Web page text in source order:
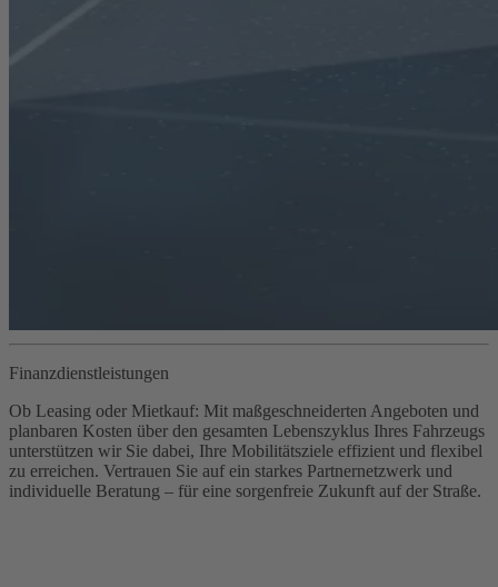
Finanzdienstleistungen
Ob Leasing oder Mietkauf: Mit maßgeschneiderten Angeboten und
planbaren Kosten über den gesamten Lebenszyklus Ihres Fahrzeugs
unterstützen wir Sie dabei, Ihre Mobilitätsziele effizient und flexibel
zu erreichen. Vertrauen Sie auf ein starkes Partnernetzwerk und
individuelle Beratung – für eine sorgenfreie Zukunft auf der Straße.